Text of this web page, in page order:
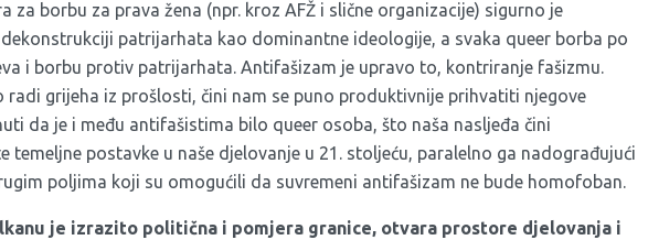
za borbu za prava žena (npr. kroz AFŽ i slične organizacije) sigurno je
patrijarhata kao dominantne ideologije, a svaka queer borba po
i borbu protiv patrijarhata. Antifašizam je upravo to, kontriranje fašizmu.
radi grijeha iz prošlosti, čini nam se puno produktivnije prihvatiti njegove
da je i među antifašistima bilo queer osoba, što naša nasljeđa čini
temeljne postavke u naše djelovanje u 21. stoljeću, paralelno ga nadograđujući
poljima koji su omogućili da suvremeni antifašizam ne bude homofoban.
je izrazito politična i pomjera granice, otvara prostore djelovanja i